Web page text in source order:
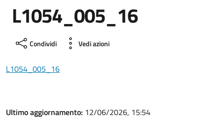
L1054_005_16
Condividi Vedi azioni
L1054_005_16
Ultimo aggiornamento: 12/06/2026, 15:54